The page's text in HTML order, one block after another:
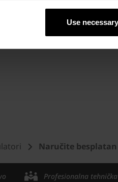
Use
Vaših podataka od
ili slanjem zahtjeva na e-mail
podataka, upućujemo na naša
Naručite
Profesionalna